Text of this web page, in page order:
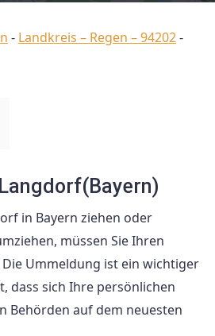
- Landkreis – Regen – 94202-
in Bayern ziehen oder
müssen Sie Ihren
Ummeldung ist ein wichtiger
dass sich Ihre persönlichen
Behörden auf dem neuesten